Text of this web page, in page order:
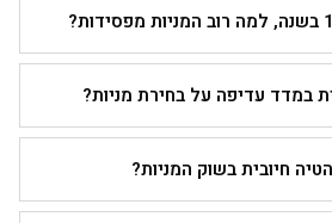
במדד עדיפה על בחירת מניות?
חיובית בשוק המניות?